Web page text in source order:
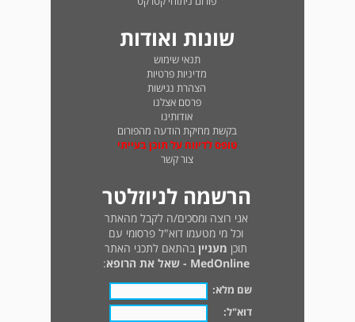
שונות ואודות
תנאי שימוש
מדיניות פרטיות
הצהרת נגישות
פרסם אצלנו
אודותינו
בקשת מחיקת הודעה מהפורום
טופס לדיווח על תוכן בעייתי
צור קשר
הרשמה לניוזלטר
אני רוצה ומסכים/ה לקבל מהאתר
וכל מי מטעמו דוא"ל פרסומי עם
תוכן מעניין בהתאם לתכני האתר
MedOnline - שאל את הרופא
:
שם מלא:
דוא"ל: